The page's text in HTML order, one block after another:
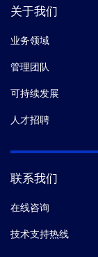
关于我们
业务领域
管理团队
可持续发展
人才招聘
联系我们
在线咨询
技术支持热线